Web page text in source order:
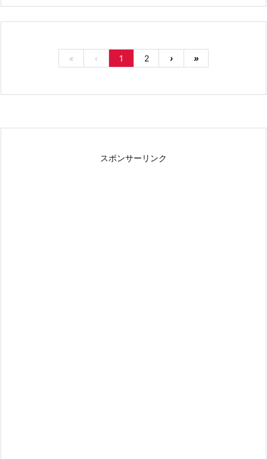
« ‹ 1 2 › »
スポンサーリンク